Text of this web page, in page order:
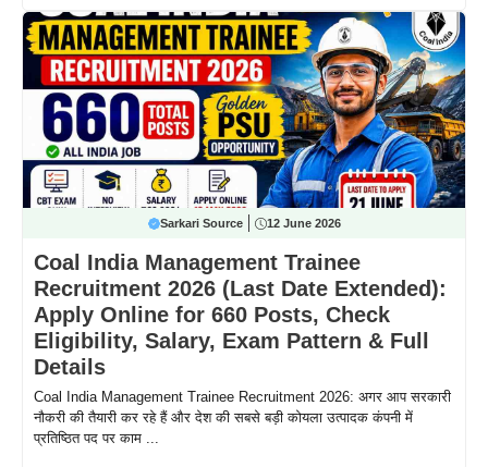
Sarkari Source 12 June 2026
Coal India Management Trainee
Recruitment 2026 (Last Date Extended):
Apply Online for 660 Posts, Check
Eligibility, Salary, Exam Pattern & Full
Details
Coal India Management Trainee Recruitment 2026: अगर आप सरकारी
नौकरी की तैयारी कर रहे हैं और देश की सबसे बड़ी कोयला उत्पादक कंपनी में
प्रतिष्ठित पद पर काम ...